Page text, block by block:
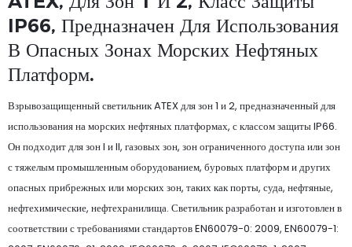
IP66, Предназначен Для Использования
В Опасных Зонах Морских Нефтяных
Платформ.
Взрывозащищенный светильник ATEX для зон 1 и 2, предназначенный для
использования на морских нефтяных платформах, с классом защиты IP66.
Он подходит для зон I и II, газовых зон, зон ограниченного доступа или зон
с тяжелым промышленным оборудованием, буровых платформ и других
опасных прибрежных или морских зон, таких как порты, суда, нефтяные,
нефтехимические, нефтехранилища. Светильник разработан и изготовлен в
соответствии с требованиями стандартов EN60079-0: 2009, EN60079-1: